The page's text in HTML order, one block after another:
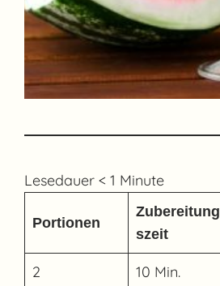
Lesedauer < 1 Minute
Portionen
Zubereitung
szeit
2 10 Min.